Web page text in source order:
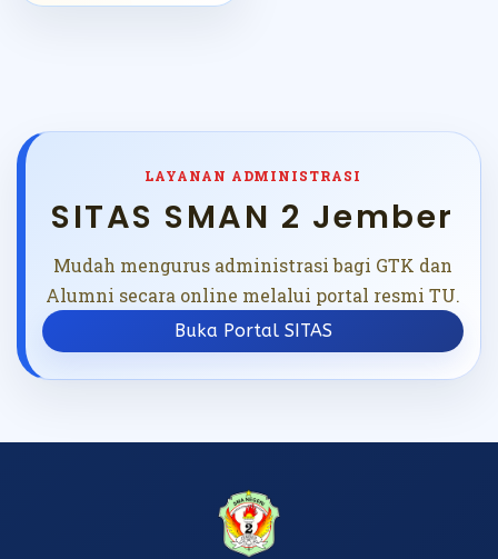
LAYANAN ADMINISTRASI
SITAS SMAN 2 Jember
Mudah mengurus administrasi bagi GTK dan
Alumni secara online melalui portal resmi TU.
Buka Portal SITAS